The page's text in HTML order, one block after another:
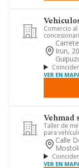
Comercio
Irun,
VER EN
Vehmad
Taller de
para
Calle
VER EN